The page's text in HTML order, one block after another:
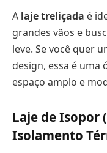
A laje treliçada é
grandes vãos e
leve. Se você quer
design, essa é uma
espaço amplo e
Laje de Isopor
Isolamento